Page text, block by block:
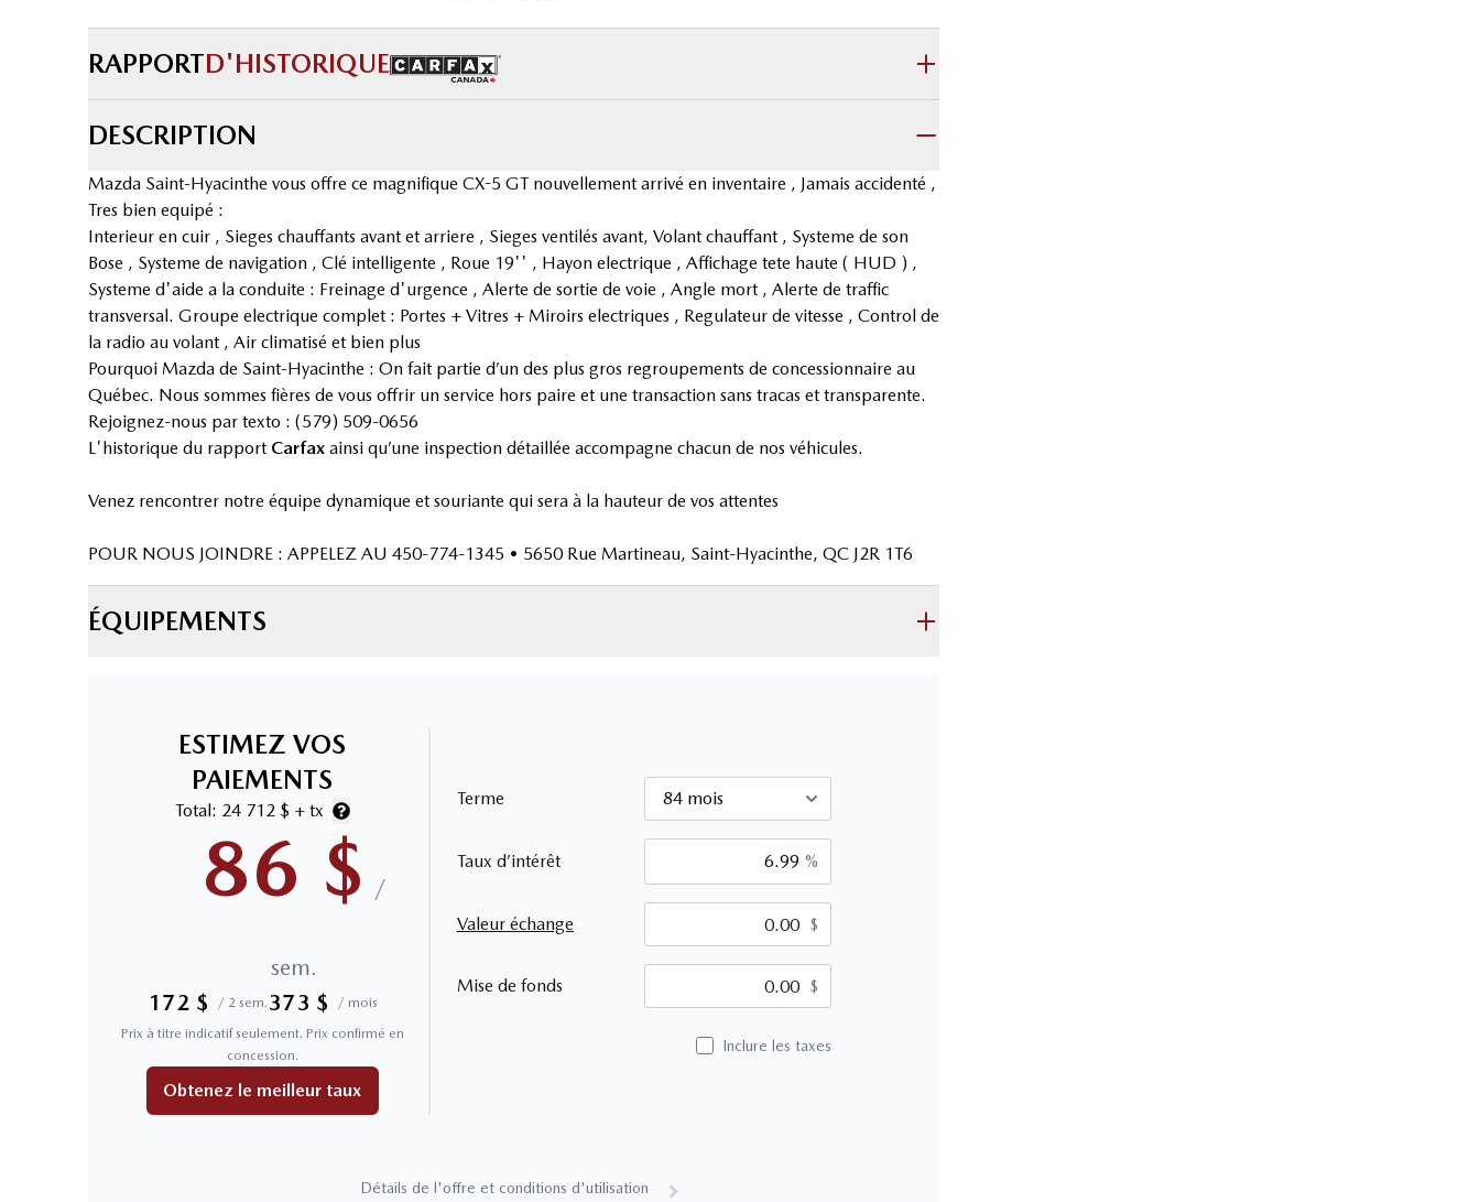
RAPPORTD'HISTORIQUE
DESCRIPTION
Mazda Saint-Hyacinthe vous offre ce magnifique CX-5 GT nouvellement arrivé en inventaire , Jamais accidenté ,
Tres bien equipé :
Interieur en cuir , Sieges chauffants avant et arriere , Sieges ventilés avant, Volant chauffant , Systeme de son
Bose , Systeme de navigation , Clé intelligente , Roue 19'' , Hayon electrique , Affichage tete haute ( HUD ) ,
Systeme d'aide a la conduite : Freinage d'urgence , Alerte de sortie de voie , Angle mort , Alerte de traffic
transversal. Groupe electrique complet : Portes + Vitres + Miroirs electriques , Regulateur de vitesse , Control de
la radio au volant , Air climatisé et bien plus
Pourquoi Mazda de Saint-Hyacinthe : On fait partie d’un des plus gros regroupements de concessionnaire au
Québec. Nous sommes fières de vous offrir un service hors paire et une transaction sans tracas et transparente.
Rejoignez-nous par texto : (579) 509-0656
L'historique du rapport Carfax ainsi qu’une inspection détaillée accompagne chacun de nos véhicules.
Venez rencontrer notre équipe dynamique et souriante qui sera à la hauteur de vos attentes
POUR NOUS JOINDRE : APPELEZ AU 450-774-1345 • 5650 Rue Martineau, Saint-Hyacinthe, QC J2R 1T6
ÉQUIPEMENTS
ESTIMEZ VOS
PAIEMENTS
Total: 24 712 $ + tx
86 $ /
sem.
172 $ / 2 sem. 373 $ / mois
Prix à titre indicatif seulement. Prix confirmé en
concession.
Obtenez le meilleur taux
Terme
Taux d’intérêt %
Valeur échange $ $
Mise de fonds $
Inclure les taxes
Détails de l'offre et conditions d'utilisation